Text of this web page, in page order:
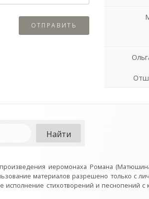
иеромонаха Романа
материалов разрешено только с
исполнение стихотворений и песнопений